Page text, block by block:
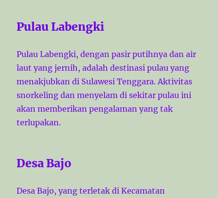
Pulau Labengki
Pulau Labengki, dengan pasir putihnya dan air
laut yang jernih, adalah destinasi pulau yang
menakjubkan di Sulawesi Tenggara. Aktivitas
snorkeling dan menyelam di sekitar pulau ini
akan memberikan pengalaman yang tak
terlupakan.
Desa Bajo
Desa Bajo, yang terletak di Kecamatan